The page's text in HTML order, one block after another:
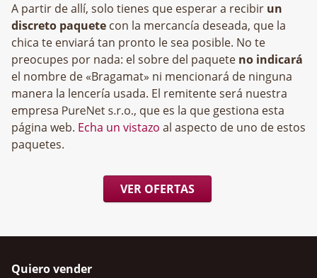
A partir de allí, solo tienes que esperar a recibir un
discreto paquete con la mercancía deseada, que la
chica te enviará tan pronto le sea posible. No te
preocupes por nada: el sobre del paquete no indicará
el nombre de «Bragamat» ni mencionará de ninguna
manera la lencería usada. El remitente será nuestra
empresa
, que es la que gestiona esta
página web. Echa un vistazo al aspecto de uno de estos
paquetes.
VER OFERTAS
Quiero vender